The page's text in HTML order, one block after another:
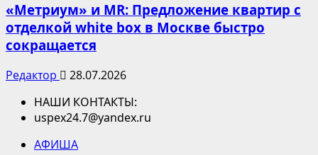
«Метриум» и MR: Предложение квартир с
отделкой white box в Москве быстро
сокращается
Редактор
28.07.2026
НАШИ КОНТАКТЫ:
uspex24.7@yandex.ru
АФИША